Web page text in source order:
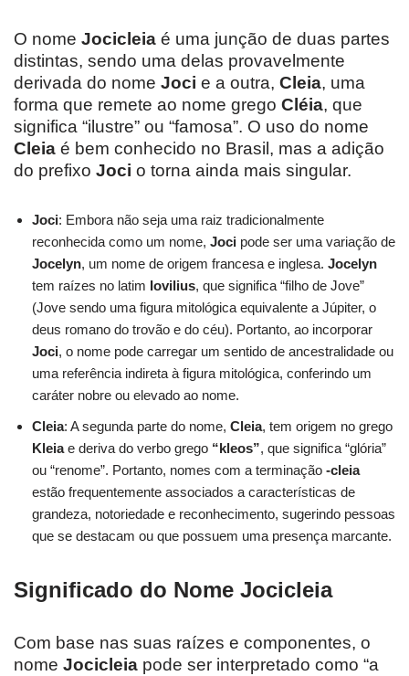
O nome Jocicleia é uma junção de duas partes
distintas, sendo uma delas provavelmente
derivada do nome Joci e a outra, Cleia, uma
forma que remete ao nome grego Cléia, que
significa “ilustre” ou “famosa”. O uso do nome
Cleia é bem conhecido no Brasil, mas a adição
do prefixo Joci o torna ainda mais singular.
Joci: Embora não seja uma raiz tradicionalmente
reconhecida como um nome, Joci pode ser uma variação de
Jocelyn, um nome de origem francesa e inglesa. Jocelyn
tem raízes no latim Iovilius, que significa “filho de Jove”
(Jove sendo uma figura mitológica equivalente a Júpiter, o
deus romano do trovão e do céu). Portanto, ao incorporar
Joci, o nome pode carregar um sentido de ancestralidade ou
uma referência indireta à figura mitológica, conferindo um
caráter nobre ou elevado ao nome.
Cleia: A segunda parte do nome, Cleia, tem origem no grego
Kleiae deriva do verbo grego “kleos”, que significa “glória”
ou “renome”. Portanto, nomes com a terminação -cleia
estão frequentemente associados a características de
grandeza, notoriedade e reconhecimento, sugerindo pessoas
que se destacam ou que possuem uma presença marcante.
Significado do Nome Jocicleia
Com base nas suas raízes e componentes, o
nome Jocicleia pode ser interpretado como “a